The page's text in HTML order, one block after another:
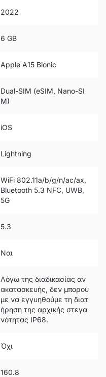
2022
6 GB
Apple A15 Bionic
Dual-SIM (eSIM, Nano-SI
M)
iOS
Lightning
WiFi 802.11a/b/g/n/ac/ax,
Bluetooth 5.3 NFC, UWB,
5G
5.3
Ναι
Λόγω της διαδικασίας αν
ακατασκευής, δεν μπορού
με να εγγυηθούμε τη διατ
ήρηση της αρχικής στεγα
νότητας IP68.
Όχι
160.8